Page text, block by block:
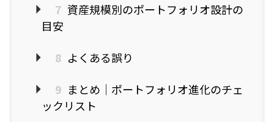
7 資産規模別のポートフォリオ設計の
目安
8 よくある誤り
9 まとめ｜ポートフォリオ進化のチェ
ックリスト